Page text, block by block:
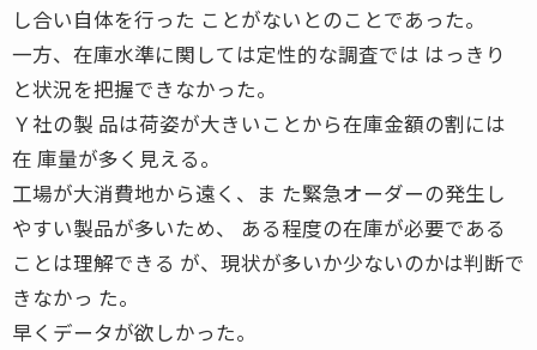
し合い自体を行った ことがないとのことであった。
一方、在庫水準に関しては定性的な調査では はっきり
と状況を把握できなかった。
Ｙ社の製 品は荷姿が大きいことから在庫金額の割には
在 庫量が多く見える。
工場が大消費地から遠く、ま た緊急オーダーの発生し
やすい製品が多いため、 ある程度の在庫が必要である
ことは理解できる が、現状が多いか少ないのかは判断で
きなかっ た。
早くデータが欲しかった。